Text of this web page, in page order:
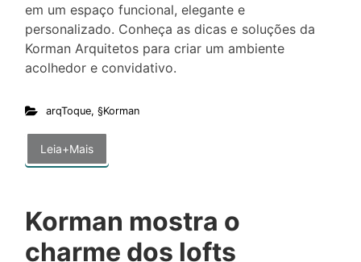
em um espaço funcional, elegante e
personalizado. Conheça as dicas e soluções da
Korman Arquitetos para criar um ambiente
acolhedor e convidativo.
arqToque, §Korman
Leia+Mais
Korman mostra o
charme dos lofts